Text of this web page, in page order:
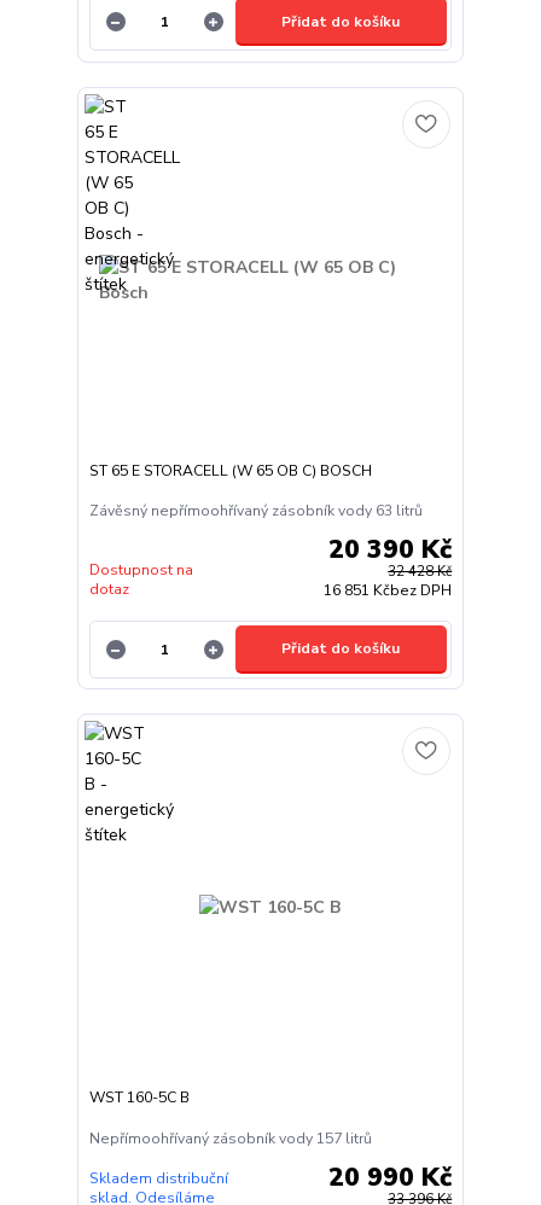
Přidat do košíku
ST 65 E STORACELL (W 65 OB C) BOSCH
Závěsný nepřímoohřívaný zásobník vody 63 litrů
32 428 Kč
20 390 Kč
16 851 Kčbez DPH
Dostupnost na
dotaz
Přidat do košíku
WST 160-5C B
Nepřímoohřívaný zásobník vody 157 litrů
33 396 Kč
20 990 Kč
Skladem distribuční
sklad. Odesíláme